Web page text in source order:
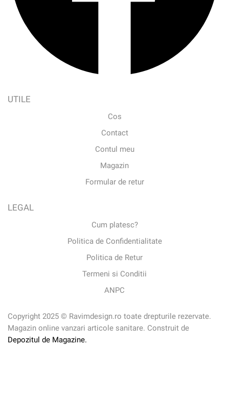
UTILE
Cos
Contact
Contul meu
Magazin
Formular de retur
LEGAL
Cum platesc?
Politica de Confidentialitate
Politica de Retur
Termeni si Conditii
ANPC
Copyright 2025 © Ravimdesign.ro toate drepturile rezervate.
Magazin online vanzari articole sanitare. Construit de
Depozitul de Magazine.